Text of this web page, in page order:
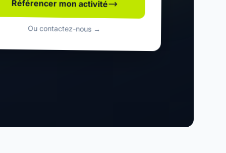
Référencer mon activité
Ou contactez-nous →